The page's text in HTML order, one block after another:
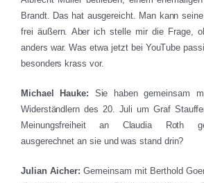
Brandt. Das hat ausgereicht. Man kann
frei äußern. Aber ich stelle mir die Frage,
anders war. Was etwa jetzt bei YouTube
besonders krass vor.
Michael Hauke: Sie haben gemeinsam
Widerständlern des 20. Juli um Graf
Meinungsfreiheit an Claudia Roth
ausgerechnet an sie und was stand drin?
Julian Aicher: Gemeinsam mit Berthold